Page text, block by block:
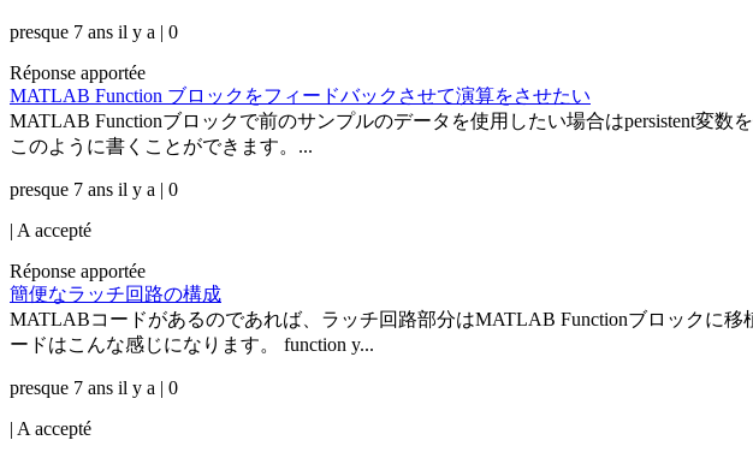
presque 7 ans il y a | 0
Réponse apportée
MATLAB Function ブロックをフィードバックさせて演算をさせたい
MATLAB Functionブロックで前のサンプルのデータを使用したい場合はpersistent変数
このように書くことができます。...
presque 7 ans il y a | 0
| A accepté
Réponse apportée
簡便なラッチ回路の構成
MATLABコードがあるのであれば、ラッチ回路部分はMATLAB Functionブロックに
ードはこんな感じになります。 function y...
presque 7 ans il y a | 0
| A accepté